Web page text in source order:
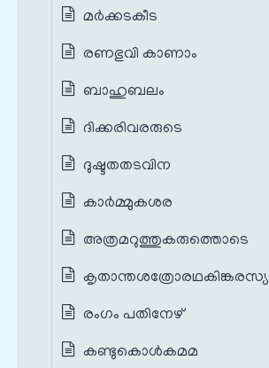
മർക്കടകീട
രണഭുവി കാണാം
ബാഹുബലം
ദിക്കരിവരരുടെ
ദുഷ്ടതതടവിന
കാർമ്മുകശര
അത്രമറുത്തുകരുത്തൊടെ
കൃതാന്തശത്രോരഥകിങ്കരസ്യ
രംഗം പതിനേഴ്
കണ്ടുകൊൾകമമ